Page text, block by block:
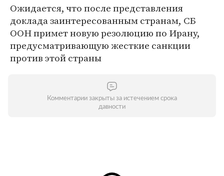
Ожидается, что после представления
доклада заинтересованным странам, СБ
ООН примет новую резолюцию по Ирану,
предусматривающую жесткие санкции
против этой страны
Комментарии закрыты за истечением срока
давности